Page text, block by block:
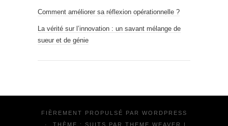
Comment améliorer sa réflexion opérationnelle ?
La vérité sur l’innovation : un savant mélange de
sueur et de génie
FIÈREMENT PROPULSÉ PAR WORDPRESS
·
THÈME : SUITS PAR THEME WEAVER